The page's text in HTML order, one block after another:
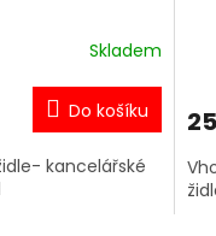
Skladem
Do košíku
kancelářské